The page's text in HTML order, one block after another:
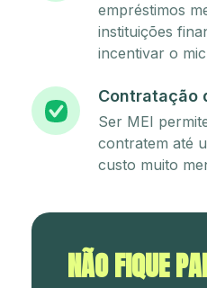
empréstimos
instituições
incentivar o
Contratação
Ser MEI
contratem até
custo muito
NÃO FIQUE